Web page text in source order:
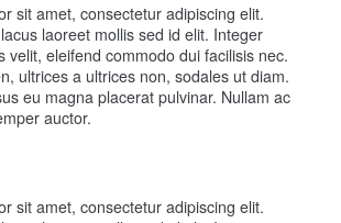
sit amet, consectetur adipiscing elit.
laoreet mollis sed id elit. Integer
velit, eleifend commodo dui facilisis nec.
ultrices a ultrices non, sodales ut diam.
eu magna placerat pulvinar. Nullam ac
auctor.
sit amet, consectetur adipiscing elit.